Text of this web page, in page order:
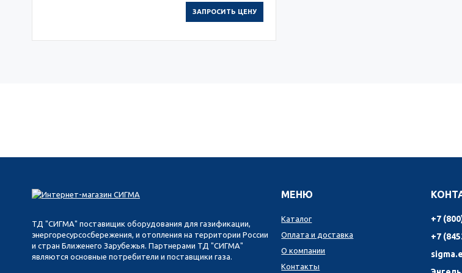
ЗАПРОСИТЬ ЦЕНУ
ТД "СИГМА" поставищик оборудования для газификации,
энергоресурсосбережения, и отопления на территории России
и стран Ближенего Зарубежья. Партнерами ТД "СИГМА"
являются основные потребители и поставщики газа.
МЕНЮ
Каталог
Оплата и доставка
О компании
Контакты
+7
+7